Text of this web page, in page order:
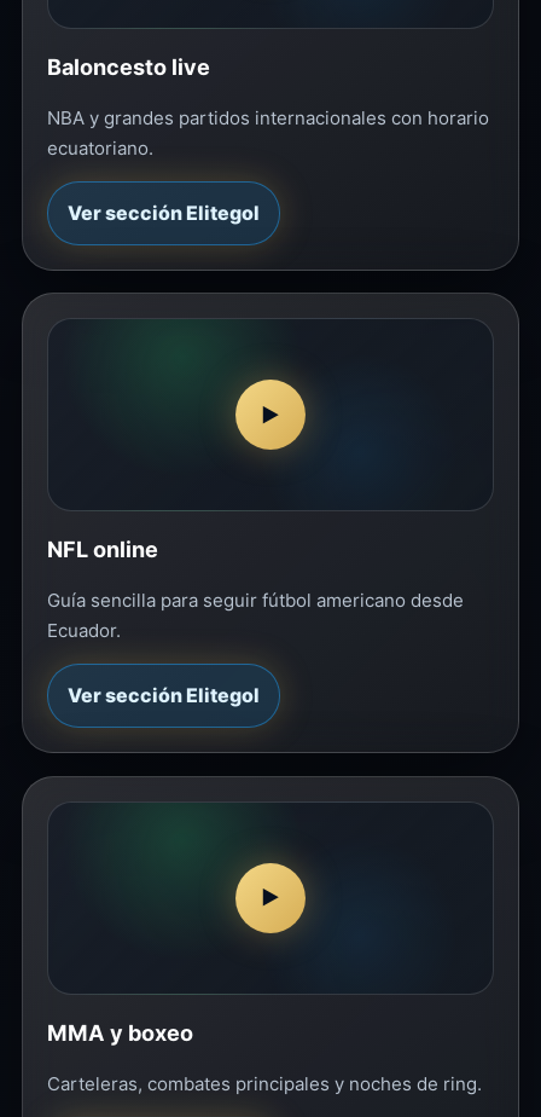
Baloncesto live
NBA y grandes partidos internacionales con horario
ecuatoriano.
Ver sección Elitegol
▶
NFL online
Guía sencilla para seguir fútbol americano desde
Ecuador.
Ver sección Elitegol
▶
MMA y boxeo
Carteleras, combates principales y noches de ring.